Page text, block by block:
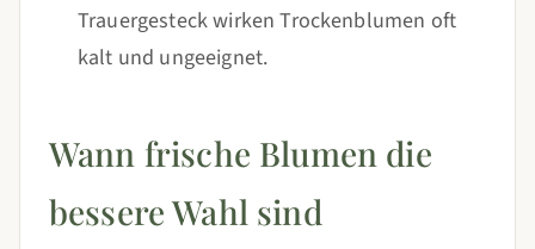
Trauergesteck wirken Trockenblumen oft
kalt und ungeeignet.
Wann frische Blumen die
bessere Wahl sind